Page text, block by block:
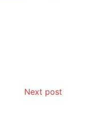
Next post